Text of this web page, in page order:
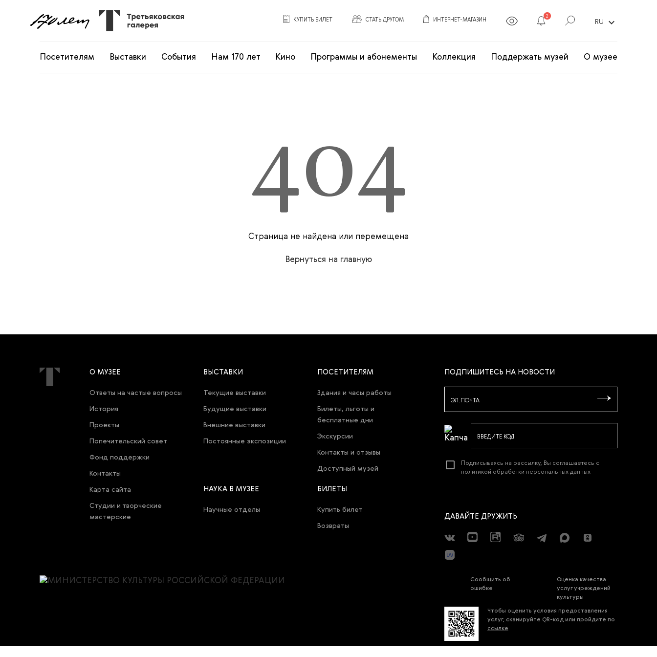
КУПИТЬ БИЛЕТ СТАТЬ ДРУГОМ ИНТЕРНЕТ-МАГАЗИН
2
RU expand_more
Посетителям Выставки События Нам 170 лет Кино Программы и абонементы Коллекция Поддержать музей О музее
404
Страница не найдена или перемещена
Вернуться на главную
О МУЗЕЕ
Ответы на частые вопросы
История
Проекты
Попечительский совет
Фонд поддержки
Контакты
Карта cайта
Студии и творческие
мастерские
ВЫСТАВКИ
Текущие выставки
Будущие выставки
Внешние выставки
Постоянные экспозиции
ПОСЕТИТЕЛЯМ
Здания и часы работы
Билеты, льготы и
бесплатные дни
Экскурсии
Контакты и отзывы
Доступный музей
НАУКА В МУЗЕЕ
Научные отделы
БИЛЕТЫ
Купить билет
Возвраты
ПОДПИШИТЕСЬ НА НОВОСТИ
ЭЛ.ПОЧТА
ВВЕДИТЕ КОД
Подписываясь на рассылку, Вы соглашаетесь с
политикой обработки персональных данных
ДАВАЙТЕ ДРУЖИТЬ
Сообщить об
ошибке
Оценка качества
услуг учреждений
культуры
Чтобы оценить условия предоставления
услуг, сканируйте QR-код или пройдите по
ссылке